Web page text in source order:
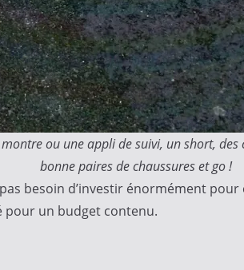
ou une appli de suivi, un short, des
bonne paires de chaussures et go !
besoin d’investir énormément
pour un budget contenu.